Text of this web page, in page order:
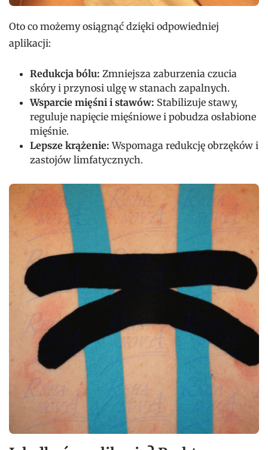
Oto co możemy osiągnąć dzięki odpowiedniej
aplikacji:
Redukcja bólu: Zmniejsza zaburzenia czucia
skóry i przynosi ulgę w stanach zapalnych.
Wsparcie mięśni i stawów: Stabilizuje stawy,
reguluje napięcie mięśniowe i pobudza osłabione
mięśnie.
Lepsze krążenie: Wspomaga redukcję obrzęków i
zastojów limfatycznych.